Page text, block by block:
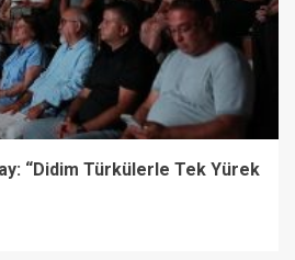
“Didim Türkülerle Tek Yürek